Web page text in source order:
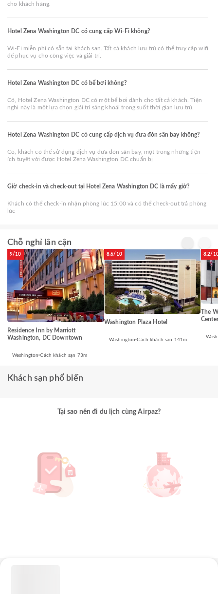
cho khách hàng.
Hotel Zena Washington DC có cung cấp Wi-Fi không?
Wi-Fi miễn phí có sẵn tại khách sạn. Tất cả khách lưu trú có thể truy cập wifi
để phục vụ cho công việc và giải trí.
Hotel Zena Washington DC có bể bơi không?
Có, Hotel Zena Washington DC có một bể bơi dành cho tất cả khách. Tiện
nghi này là một lựa chọn giải trí sảng khoái trong suốt thời gian lưu trú.
Hotel Zena Washington DC có cung cấp dịch vụ đưa đón sân bay không?
Có, khách có thể sử dụng dịch vụ đưa đón sân bay, một trong những tiện
ích tuyệt vời được Hotel Zena Washington DC chuẩn bị
Giờ check-in và check-out tại Hotel Zena Washington DC là mấy giờ?
Khách có thể check-in nhận phòng lúc 15:00 và có thể check-out trả phòng
lúc
Chỗ nghỉ lân cận
9/10
Residence Inn by Marriott
Washington, DC Downtown
Washington Cách khách sạn 73m
8.6/10
Washington Plaza Hotel
Washington Cách khách sạn 141m
8.2/
The
Center
Khách sạn phổ biến
Tại sao nên đi du lịch cùng Airpaz?